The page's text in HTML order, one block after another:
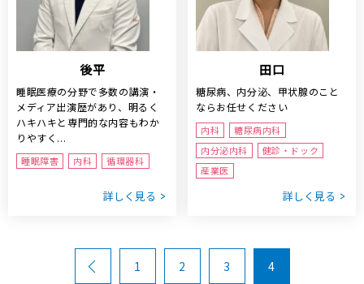
後平
睡眠医療の分野で多数の講演・
メディア出演歴があり、明るく
ハキハキと専門的な内容もわか
りやすく...
睡眠障害 内科 循環器科
詳しく見る
田口
糖尿病、内分泌、甲状腺のこと
ならお任せください
内科
糖尿病内科
内分泌内科
健診・ドック
産業医
詳しく見る
Prev
1 2 3 4